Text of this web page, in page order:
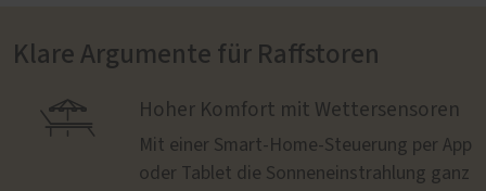
Klare Argumente für Raffstoren
 Hoher Komfort mit Wettersensoren
Mit einer Smart-Home-Steuerung per App
oder Tablet die Sonneneinstrahlung ganz